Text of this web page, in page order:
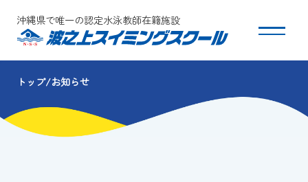
沖縄県で唯一の認定水泳教師在籍施設
スクールについて
コース・クラス紹介
トップ お知らせ